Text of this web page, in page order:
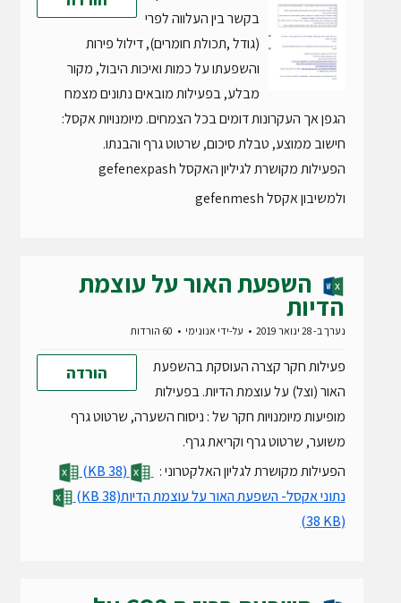
בקשר בין העלווה לפרי
(גודל ,תכולת חומרים), דילול פירות
והשפעתו על כמות ואיכות היבול, מקור
מבלע, בפעילות מובאים נתונים מצמח
הגפן אך העקרונות דומים בכל הצמחים. מיומנויות אקסל:
חישוב ממוצע, טבלת סיכום, שרטוט גרף והבנתו.
הפעילות מקושרת לגיליון האקסל gefenexpash
ולמשיבון אקסל gefenmesh
השפעת האור על עוצמת
הדיות
נערך ב- 28 ינואר 2019 על-ידי אנונימי
הורדה
פעילות חקר קצרה העוסקת בהשפעת
האור (וצל) על עוצמת הדיות. בפעילות
מופיעות מיומנויות חקר של : ניסוח השערה, שרטוט גרף
משוער, שרטוט גרף וקריאת גרף.
הפעילות מקושרת לגליון האלקטרוני :
(38 KB)
נתוני אקסל- השפעת האור על עוצמת הדיות(38 KB)
(38 KB)